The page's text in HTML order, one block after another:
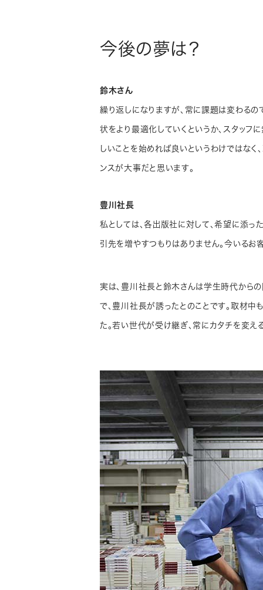
今後の夢は？
鈴木さん
繰り返しになりますが、常に課題は変わるの
状をより最適化していくというか、スタッフ
しいことを始めれば良いというわけではな
ンスが大事だと思います。
豊川社長
私としては、各出版社に対して､希望に添っ
引先を増やすつもりはありません。今いる
実は、豊川社長と鈴木さんは学生時代から
で、豊川社長が誘ったとのことです。取材中
た。若い世代が受け継ぎ、常にカタチを変え